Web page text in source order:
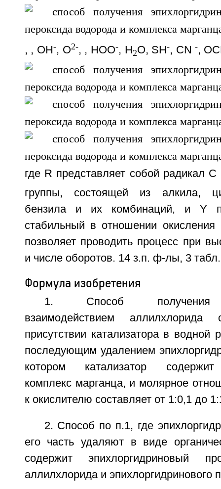
, , ОН -, O2-, , HOO-, H 2O, SH-, CN -,
где R представляет собой радикал С
группы, состоящей из алкила,
бензила и их комбинаций, и Y
стабильный в отношении окисления
позволяет проводить процесс при
и числе оборотов. 14 з.п. ф-лы, 3
Формула изобретения
1. Способ получения
взаимодействием
присутствии катализатора в водной
последующим удалением
котором катализатор содержит
комплекс марганца, и молярное
к окислителю составляет от 1:0,1 до
2. Способ по п.1, где
его часть удаляют в виде
содержит эпихлоргидриновый
аллилхлорида и эпихлоргидринового